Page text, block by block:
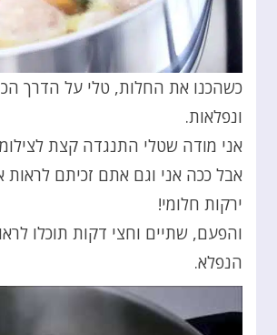
כשהכנו את החלות, טלי על הדרך
ונפלאות.
אני מודה שטלי התנגדה קצת
אבל ככה אני וגם אתם זכיתם לראות
ירקות חלומי!
והפעם, שתיים וחצי דקות תוכלו
הנפלא.